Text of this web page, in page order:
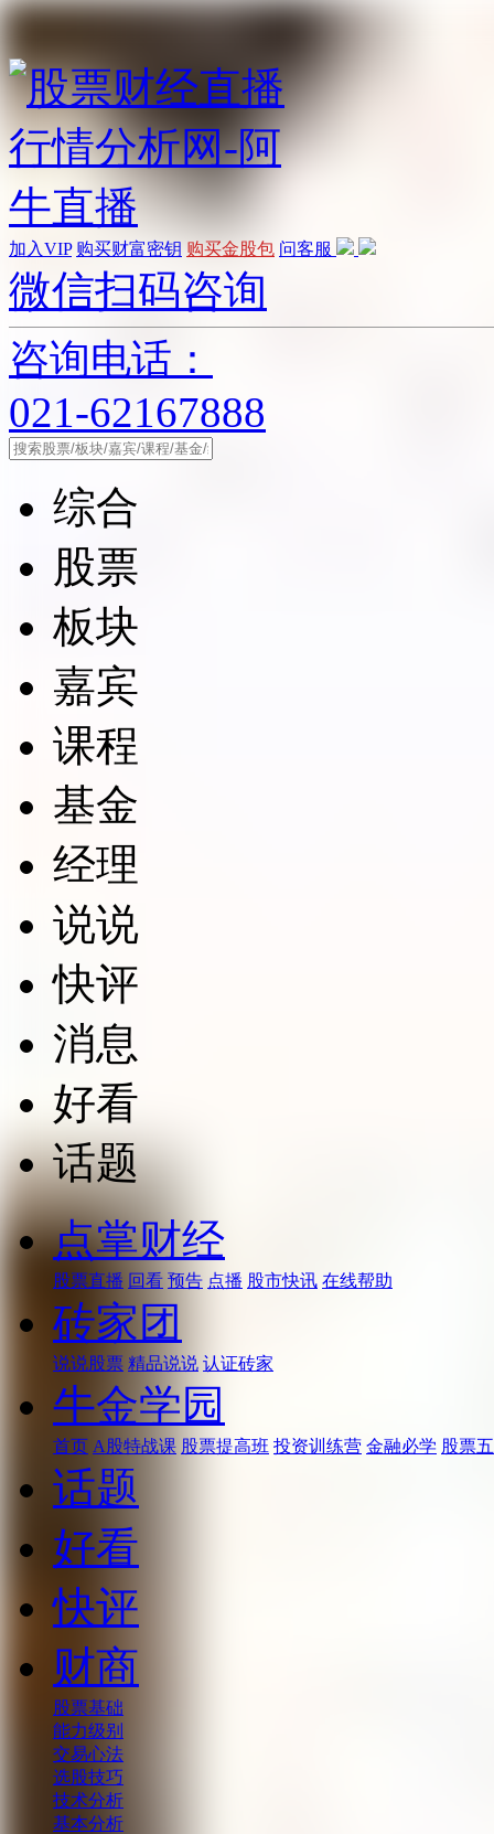
加入VIP 购买财富密钥 购买金股包 问客服
微信扫码咨询
咨询电话：
021-62167888
综合
股票
板块
嘉宾
课程
基金
经理
说说
快评
消息
好看
话题
点掌财经
股票直播 回看 预告 点播 股市快讯 在线帮助
砖家团
说说股票 精品说说 认证砖家
牛金学园
首页 A股特战课 股票提高班 投资训练营 金融必学 股票
话题
好看
快评
财商
股票基础
能力级别
交易心法
选股技巧
技术分析
基本分析